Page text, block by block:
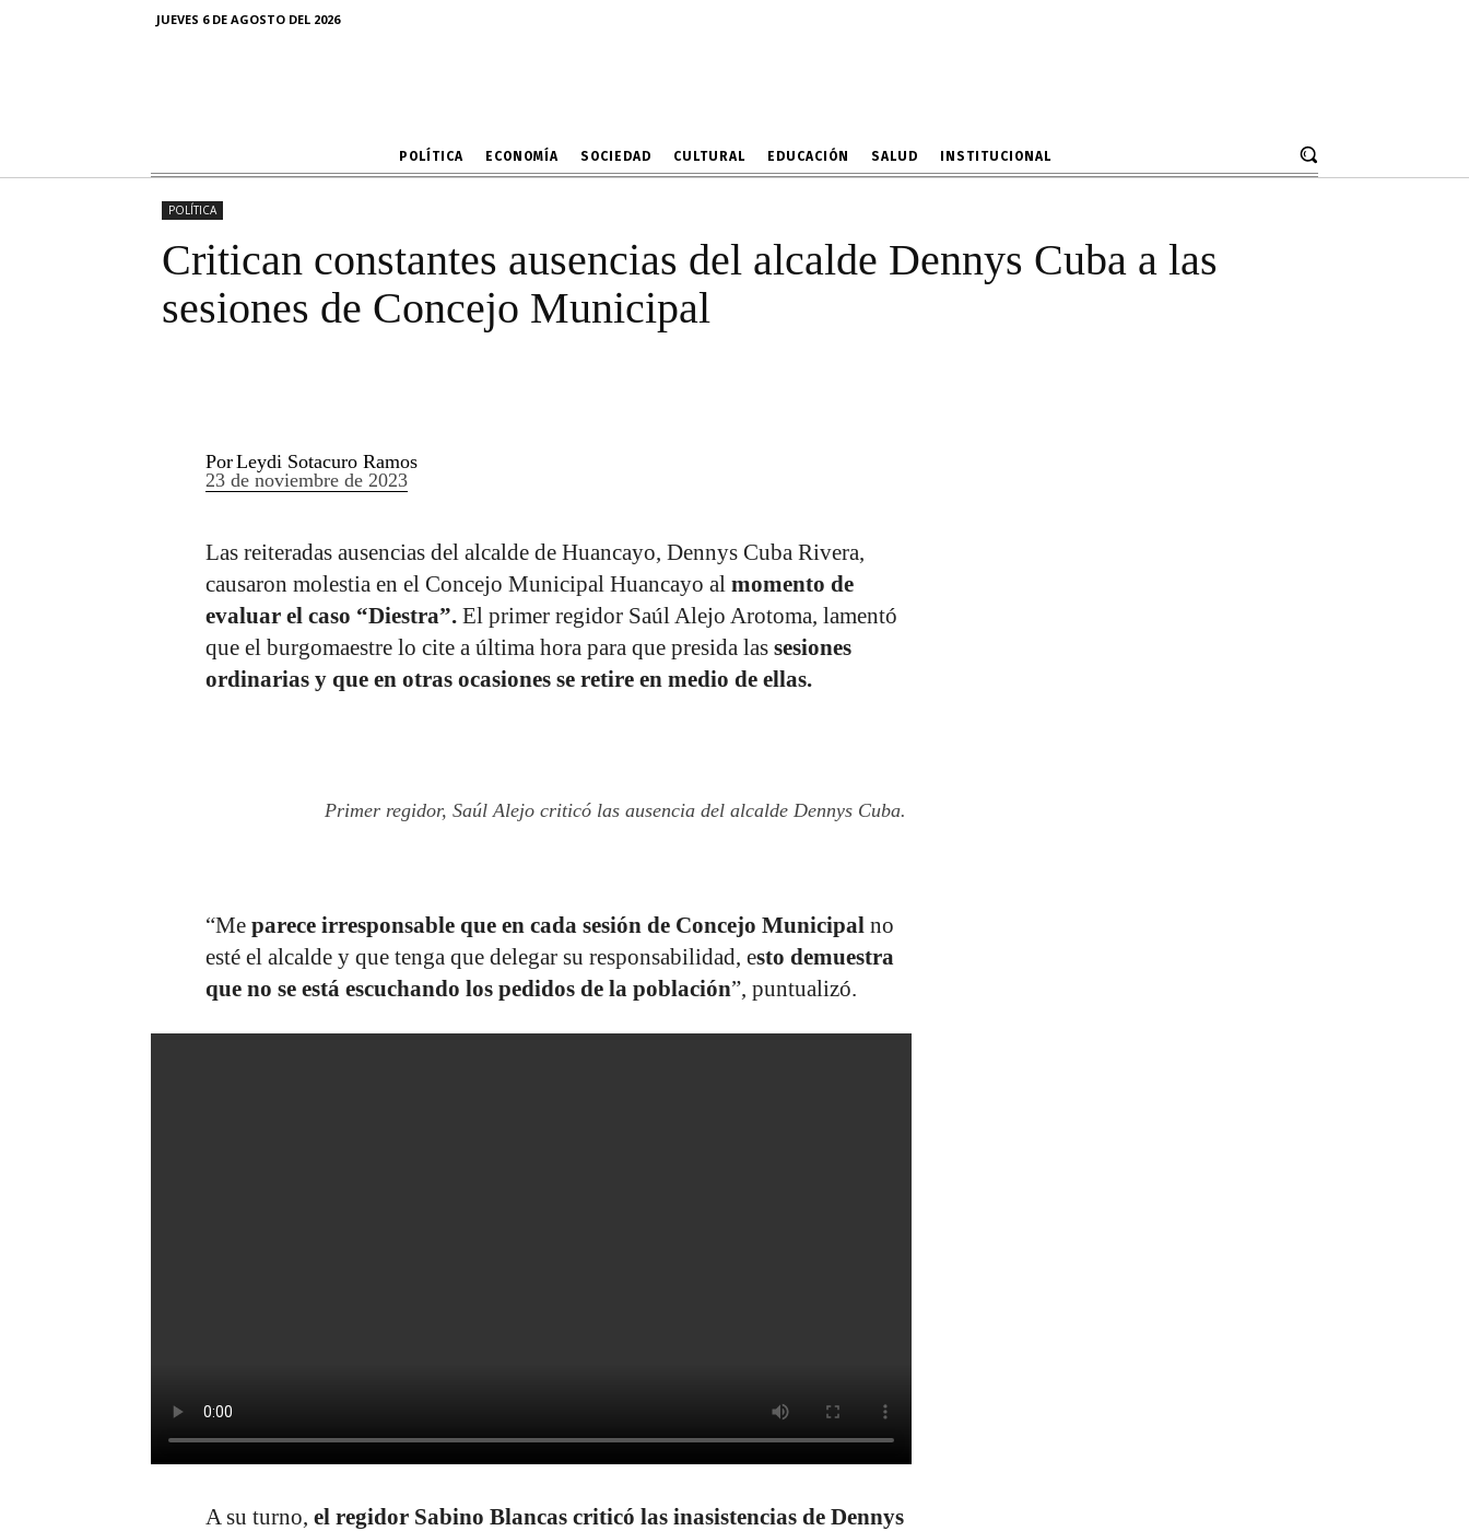
JUEVES 6 DE AGOSTO DEL 2026
POLÍTICA ECONOMÍA SOCIEDAD CULTURAL EDUCACIÓN SALUD INSTITUCIONAL
Critican constantes ausencias del alcalde Dennys
POLÍTICA
Critican constantes ausencias del alcalde Dennys Cuba a las
sesiones de Concejo Municipal
PorLeydi Sotacuro Ramos
23 de noviembre de 2023
Las reiteradas ausencias del alcalde de Huancayo, Dennys Cuba Rivera,
causaron molestia en el Concejo Municipal Huancayo al momento de
evaluar el caso “Diestra”. El primer regidor Saúl Alejo Arotoma, lamentó
que el burgomaestre lo cite a última hora para que presida las sesiones
ordinarias y que en otras ocasiones se retire en medio de ellas.
Primer regidor, Saúl Alejo criticó las ausencia del alcalde Dennys Cuba.
“Me parece irresponsable que en cada sesión de Concejo Municipal no
esté el alcalde y que tenga que delegar su responsabilidad, esto demuestra
que no se está escuchando los pedidos de la población”, puntualizó.
A su turno, el regidor Sabino Blancas criticó las inasistencias de Dennys